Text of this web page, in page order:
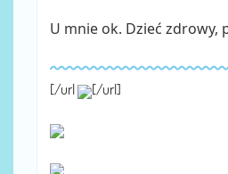
U mnie ok. Dzieć zdrowy,
[/url [/url]